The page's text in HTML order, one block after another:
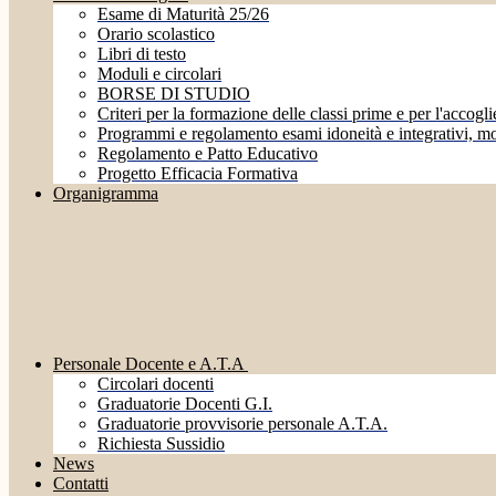
Esame di Maturità 25/26
Orario scolastico
Libri di testo
Moduli e circolari
BORSE DI STUDIO
Criteri per la formazione delle classi prime e per
Programmi e regolamento esami idoneità e integrativi,
Regolamento e Patto Educativo
Progetto Efficacia Formativa
Organigramma
Personale Docente e A.T.A
Circolari docenti
Graduatorie Docenti G.I.
Graduatorie provvisorie personale A.T.A.
Richiesta Sussidio
News
Contatti